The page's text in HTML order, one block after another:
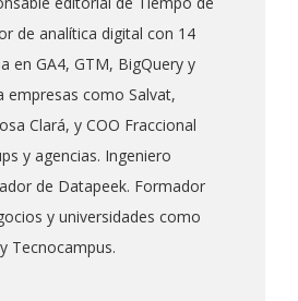
de analítica digital con 14
en GA4, GTM, BigQuery y
empresas como Salvat,
Clará, y COO Fraccional
y agencias. Ingeniero
de Datapeek. Formador
y universidades como
Tecnocampus.